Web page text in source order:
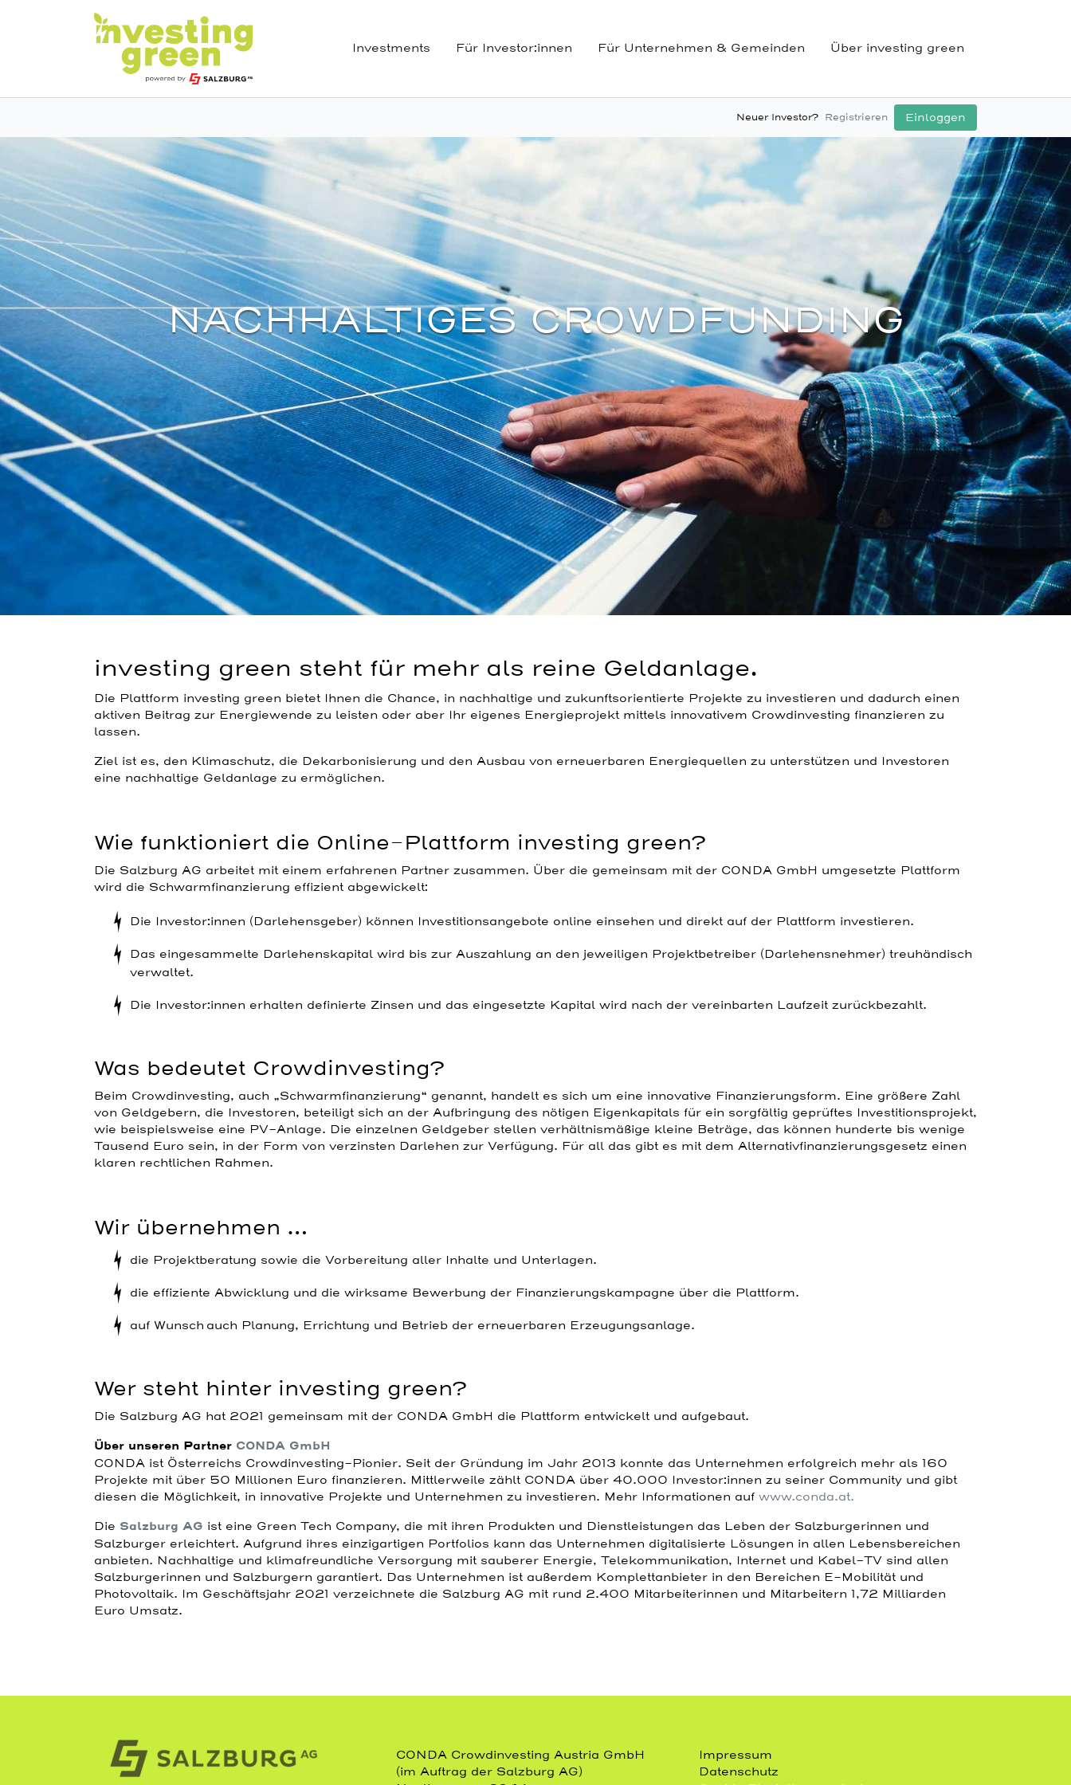
Investments Für Investor:innen Für Unternehmen & Gemeinden Über investing green
Neuer Investor? Registrieren Einloggen
NACHHALTIGES CROWDFUNDING
investing green steht für mehr als reine Geldanlage.
Die Plattform investing green bietet Ihnen die Chance, in nachhaltige und zukunftsorientierte Projekte zu investieren und dadurch einen
aktiven Beitrag zur Energiewende zu leisten oder aber Ihr eigenes Energieprojekt mittels innovativem Crowdinvesting finanzieren zu
lassen.
Ziel ist es, den Klimaschutz, die Dekarbonisierung und den Ausbau von erneuerbaren Energiequellen zu unterstützen und Investoren
eine nachhaltige Geldanlage zu ermöglichen.
Wie funktioniert die Online-Plattform investing green?
Die Salzburg AG arbeitet mit einem erfahrenen Partner zusammen. Über die gemeinsam mit der CONDA GmbH umgesetzte Plattform
wird die Schwarmfinanzierung effizient abgewickelt:
Die Investor:innen (Darlehensgeber) können Investitionsangebote online einsehen und direkt auf der Plattform investieren.
Das eingesammelte Darlehenskapital wird bis zur Auszahlung an den jeweiligen Projektbetreiber (Darlehensnehmer) treuhändisch
verwaltet.
Die Investor:innen erhalten definierte Zinsen und das eingesetzte Kapital wird nach der vereinbarten Laufzeit zurückbezahlt.
Was bedeutet Crowdinvesting?
Beim Crowdinvesting, auch „Schwarmfinanzierung“ genannt, handelt es sich um eine innovative Finanzierungsform. Eine größere Zahl
von Geldgebern, die Investoren, beteiligt sich an der Aufbringung des nötigen Eigenkapitals für ein sorgfältig geprüftes Investitionsprojekt,
wie beispielsweise eine PV-Anlage. Die einzelnen Geldgeber stellen verhältnismäßige kleine Beträge, das können hunderte bis wenige
Tausend Euro sein, in der Form von verzinsten Darlehen zur Verfügung. Für all das gibt es mit dem Alternativfinanzierungsgesetz einen
klaren rechtlichen Rahmen.
Wir übernehmen …
die Projektberatung sowie die Vorbereitung aller Inhalte und Unterlagen.
die effiziente Abwicklung und die wirksame Bewerbung der Finanzierungskampagne über die Plattform.
auf Wunsch auch Planung, Errichtung und Betrieb der erneuerbaren Erzeugungsanlage.
Wer steht hinter investing green?
Die Salzburg AG hat 2021 gemeinsam mit der CONDA GmbH die Plattform entwickelt und aufgebaut.
Über unseren Partner CONDA GmbH
CONDA ist Österreichs Crowdinvesting-Pionier. Seit der Gründung im Jahr 2013 konnte das Unternehmen erfolgreich mehr als 160
Projekte mit über 50 Millionen Euro finanzieren. Mittlerweile zählt CONDA über 40.000 Investor:innen zu seiner Community und gibt
diesen die Möglichkeit, in innovative Projekte und Unternehmen zu investieren. Mehr Informationen auf www.conda.at.
Die Salzburg AG ist eine Green Tech Company, die mit ihren Produkten und Dienstleistungen das Leben der Salzburgerinnen und
Salzburger erleichtert. Aufgrund ihres einzigartigen Portfolios kann das Unternehmen digitalisierte Lösungen in allen Lebensbereichen
anbieten. Nachhaltige und klimafreundliche Versorgung mit sauberer Energie, Telekommunikation, Internet und Kabel-TV sind allen
Salzburgerinnen und Salzburgern garantiert. Das Unternehmen ist außerdem Komplettanbieter in den Bereichen E-Mobilität und
Photovoltaik. Im Geschäftsjahr 2021 verzeichnete die Salzburg AG mit rund 2.400 Mitarbeiterinnen und Mitarbeitern 1,72 Milliarden
Euro Umsatz.
CONDA Crowdinvesting Austria GmbH
(im Auftrag der Salzburg AG)
Impressum
Datenschutz